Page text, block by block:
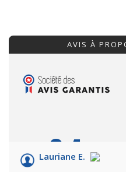
AVIS À
9.4/10
Lauriane E.